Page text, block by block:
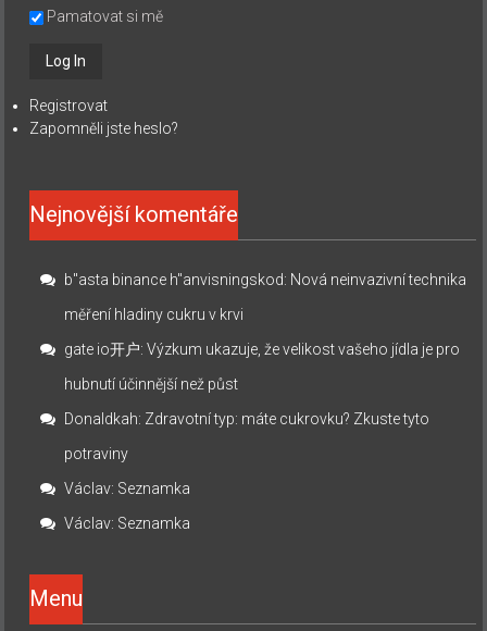
Pamatovat si mě
Registrovat
Zapomněli jste heslo?
Nejnovější komentáře
b"asta binance h"anvisningskod: Nová neinvazivní technika
měření hladiny cukru v krvi
gate io开户:Výzkum ukazuje, že velikost vašeho jídla je pro
hubnutí účinnější než půst
Donaldkah: Zdravotní typ: máte cukrovku? Zkuste tyto
potraviny
Václav: Seznamka
Václav: Seznamka
Menu